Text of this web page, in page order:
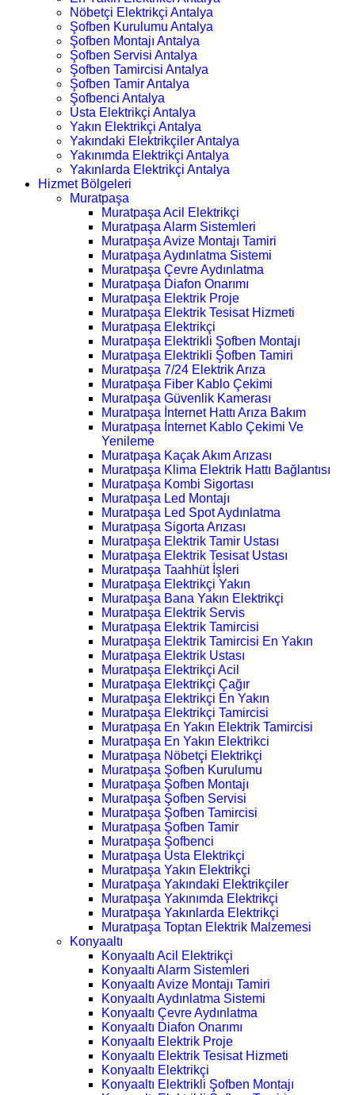
Nöbetçi Elektrikçi Antalya
Şofben Kurulumu Antalya
Şofben Montajı Antalya
Şofben Servisi Antalya
Şofben Tamircisi Antalya
Şofben Tamir Antalya
Şofbenci Antalya
Usta Elektrikçi Antalya
Yakın Elektrikçi Antalya
Yakındaki Elektrikçiler Antalya
Yakınımda Elektrikçi Antalya
Yakınlarda Elektrikçi Antalya
Hizmet Bölgeleri
Muratpaşa
Muratpaşa Acil Elektrikçi
Muratpaşa Alarm Sistemleri
Muratpaşa Avize Montajı Tamiri
Muratpaşa Aydınlatma Sistemi
Muratpaşa Çevre Aydınlatma
Muratpaşa Diafon Onarımı
Muratpaşa Elektrik Proje
Muratpaşa Elektrik Tesisat Hizmeti
Muratpaşa Elektrikçi
Muratpaşa Elektrikli Şofben Montajı
Muratpaşa Elektrikli Şofben Tamiri
Muratpaşa 7/24 Elektrik Arıza
Muratpaşa Fiber Kablo Çekimi
Muratpaşa Güvenlik Kamerası
Muratpaşa İnternet Hattı Arıza Bakım
Muratpaşa İnternet Kablo Çekimi Ve
Yenileme
Muratpaşa Kaçak Akım Arızası
Muratpaşa Klima Elektrik Hattı Bağlantısı
Muratpaşa Kombi Sigortası
Muratpaşa Led Montajı
Muratpaşa Led Spot Aydınlatma
Muratpaşa Sigorta Arızası
Muratpaşa Elektrik Tamir Ustası
Muratpaşa Elektrik Tesisat Ustası
Muratpaşa Taahhüt İşleri
Muratpaşa Elektrikçi Yakın
Muratpaşa Bana Yakın Elektrikçi
Muratpaşa Elektrik Servis
Muratpaşa Elektrik Tamircisi
Muratpaşa Elektrik Tamircisi En Yakın
Muratpaşa Elektrik Ustası
Muratpaşa Elektrikçi Acil
Muratpaşa Elektrikçi Çağır
Muratpaşa Elektrikçi En Yakın
Muratpaşa Elektrikçi Tamircisi
Muratpaşa En Yakın Elektrik Tamircisi
Muratpaşa En Yakın Elektrikci
Muratpaşa Nöbetçi Elektrikçi
Muratpaşa Şofben Kurulumu
Muratpaşa Şofben Montajı
Muratpaşa Şofben Servisi
Muratpaşa Şofben Tamircisi
Muratpaşa Şofben Tamir
Muratpaşa Şofbenci
Muratpaşa Usta Elektrikçi
Muratpaşa Yakın Elektrikçi
Muratpaşa Yakındaki Elektrikçiler
Muratpaşa Yakınımda Elektrikçi
Muratpaşa Yakınlarda Elektrikçi
Muratpaşa Toptan Elektrik Malzemesi
Konyaaltı
Konyaaltı Acil Elektrikçi
Konyaaltı Alarm Sistemleri
Konyaaltı Avize Montajı Tamiri
Konyaaltı Aydınlatma Sistemi
Konyaaltı Çevre Aydınlatma
Konyaaltı Diafon Onarımı
Konyaaltı Elektrik Proje
Konyaaltı Elektrik Tesisat Hizmeti
Konyaaltı Elektrikçi
Konyaaltı Elektrikli Şofben Montajı